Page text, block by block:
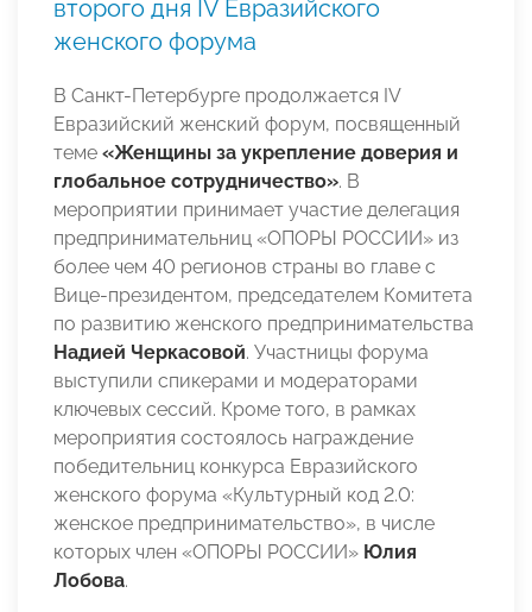
второго дня IV Евразийского
женского форума
В Санкт-Петербурге продолжается IV
Евразийский женский форум, посвященный
теме «Женщины за укрепление доверия и
глобальное сотрудничество». В
мероприятии принимает участие делегация
предпринимательниц «ОПОРЫ РОССИИ» из
более чем 40 регионов страны во главе с
Вице-президентом, председателем Комитета
по развитию женского предпринимательства
Надией Черкасовой. Участницы форума
выступили спикерами и модераторами
ключевых сессий. Кроме того, в рамках
мероприятия состоялось награждение
победительниц конкурса Евразийского
женского форума «Культурный код 2.0:
женское предпринимательство», в числе
которых член «ОПОРЫ РОССИИ» Юлия
Лобова.